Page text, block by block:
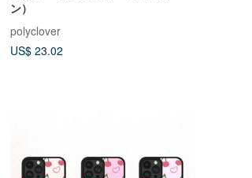
ン）
polyclover
US$ 23.02